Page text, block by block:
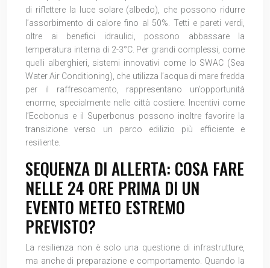
di riflettere la luce solare (albedo), che possono ridurre
l’assorbimento di calore fino al 50%. Tetti e pareti verdi,
oltre ai benefici idraulici, possono abbassare la
temperatura interna di 2-3°C. Per grandi complessi, come
quelli alberghieri, sistemi innovativi come lo SWAC (Sea
Water Air Conditioning), che utilizza l’acqua di mare fredda
per il raffrescamento, rappresentano un’opportunità
enorme, specialmente nelle città costiere. Incentivi come
l’Ecobonus e il Superbonus possono inoltre favorire la
transizione verso un parco edilizio più efficiente e
resiliente.
SEQUENZA DI ALLERTA: COSA FARE
NELLE 24 ORE PRIMA DI UN
EVENTO METEO ESTREMO
PREVISTO?
La resilienza non è solo una questione di infrastrutture,
ma anche di preparazione e comportamento. Quando la